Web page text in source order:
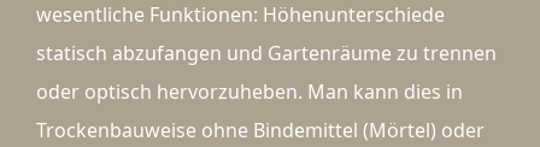
wesentliche Funktionen: Höhenunterschiede
statisch abzufangen und Gartenräume zu trennen
oder optisch hervorzuheben. Man kann dies in
Trockenbauweise ohne Bindemittel (Mörtel) oder